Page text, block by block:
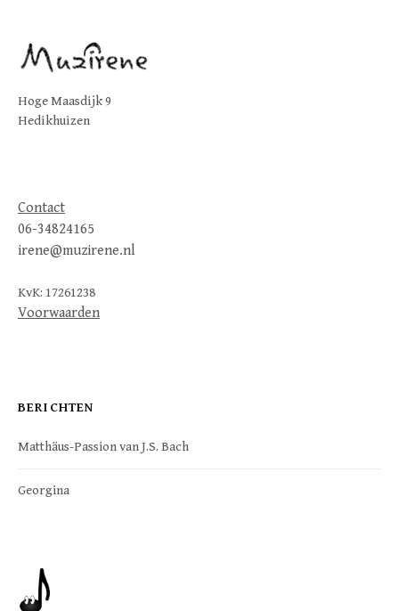
Hoge Maasdijk 9
Hedikhuizen
Contact
06-34824165
irene@muzirene.nl
KvK: 17261238
Voorwaarden
BERICHTEN
Matthäus-Passion van J.S. Bach
Georgina